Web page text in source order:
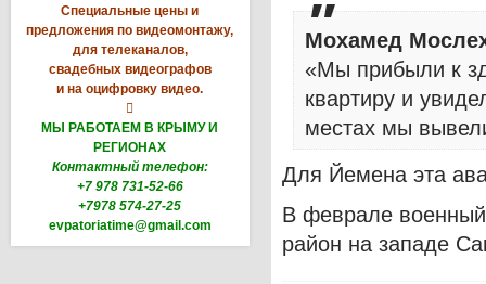
Специальные цены и
предложения по видеомонтажу,
для телеканалов,
свадебных видеографов
и на оцифровку видео.

МЫ РАБОТАЕМ В КРЫМУ И
РЕГИОНАХ
Контактный телефон:
+7 978 731-52-66
+7978 574-27-25
evpatoriatime@gmail.com
Мохамед
«Мы прибыли к
квартиру и
местах мы
Для Йемена эта
В феврале
район на западе